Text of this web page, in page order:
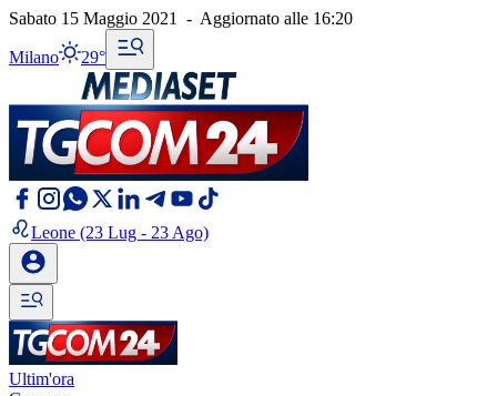
Sabato 15 Maggio 2021 - Aggiornato alle 16:20
Milano 29°
Leone (23 Lug - 23 Ago)
Ultim'ora